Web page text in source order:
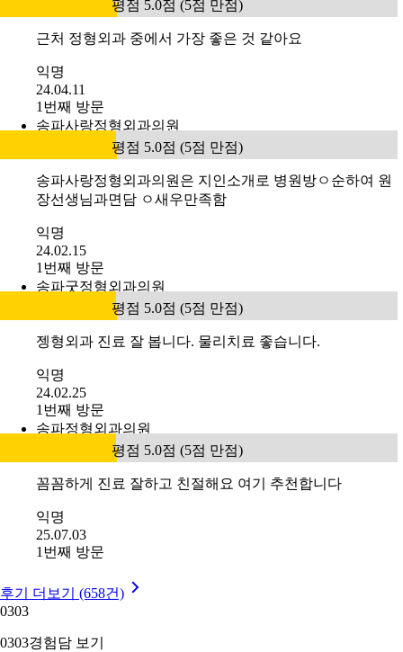
평점 5.0점 (5점 만점)
근처 정형외과 중에서 가장 좋은 것 같아요
익명
24.04.11
1번째 방문
송파사랑정형외과의원
평점 5.0점 (5점 만점)
송파사랑정형외과의원은 지인소개로 병원방ㅇ순하여 원
장선생님과면담 ㅇ새우만족함
익명
24.02.15
1번째 방문
송파굿정형외과의원
평점 5.0점 (5점 만점)
젱형외과 진료 잘 봅니다. 물리치료 좋습니다.
익명
24.02.25
1번째 방문
송파정형외과의원
평점 5.0점 (5점 만점)
꼼꼼하게 진료 잘하고 친절해요 여기 추천합니다
익명
25.07.03
1번째 방문
후기 더보기 (658건)
0303
0303경험담 보기